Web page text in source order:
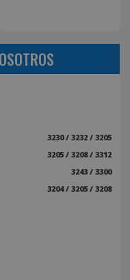
3230 / 3232 / 3205
3205 / 3208 / 3312
3243 / 3300
3204 / 3205 / 3208